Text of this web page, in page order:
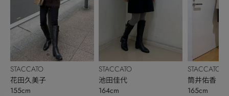
STACCATO
花田久美子
155cm
STACCATO
池田佳代
164cm
STACCATO
筒井佑香
165cm